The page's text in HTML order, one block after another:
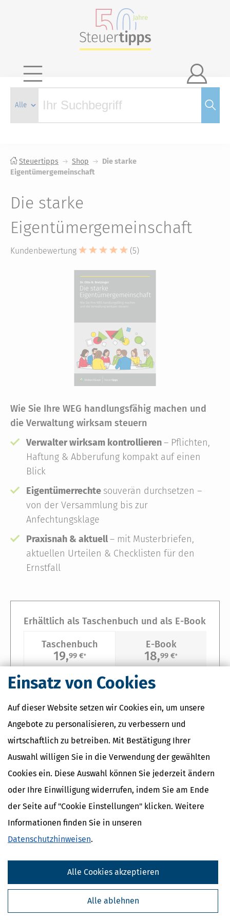
Einsatz von Cookies
Auf dieser Website setzen wir Cookies ein, um unsere
Angebote zu personalisieren, zu verbessern und
wirtschaftlich zu betreiben. Mit Bestätigung Ihrer
Auswahl willigen Sie in die Verwendung der gewählten
Cookies ein. Diese Auswahl können Sie jederzeit ändern
oder Ihre Einwilligung widerrufen, indem Sie am Ende
der Seite auf "Cookie Einstellungen" klicken. Weitere
Informationen finden Sie in unseren
Datenschutzhinweisen.
Alle ablehnen
Alle Cookies akzeptieren

Steuertipps Shop
Die starke
Eigentümergemeinschaft
Die starke
Eigentümergemeinschaft
Kundenbewertung (5)
Wie Sie Ihre WEG handlungsfähig machen und
die Verwaltung wirksam steuern
Verwalter wirksam kontrollieren– Pflichten,
Haftung & Abberufung kompakt auf einen
Blick
Eigentümerrechte souverän durchsetzen –
von der Versammlung bis zur
Anfechtungsklage
Praxisnah & aktuell– mit Musterbriefen,
aktuellen Urteilen & Checklisten für den
Ernstfall
Erhältlich als Taschenbuch und als E-Book
Taschenbuch
19,99 €*
E-Book
18,99 €*
1. Auflage
Umfang: 185 Seiten
Format: Softcover, DIN A5
In den Warenkorb
*Preise inkl. gesetzl. MwSt.
Sofort lieferbar
zzgl. Versandkosten 1,95 €; bei Auslandsversand plus 2 €.
Die starke Eigentümergemeinschaft
Inhaltsverzeichnis